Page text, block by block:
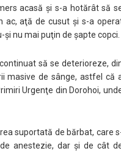
acasă şi s-a hotărât să
ac, aţă de cusut şi s-a
nu mai puţin de şapte copci.
să se deterioreze,
masive de sânge, astfel că
Urgenţe din Dorohoi,
suportată de bărbat, care
anestezie, dar şi de cât